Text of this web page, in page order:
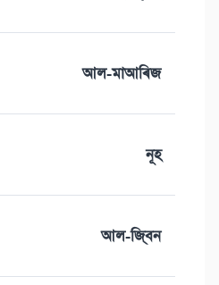
আল-মাআৰিজ
নূহ
আল-জ্বিন